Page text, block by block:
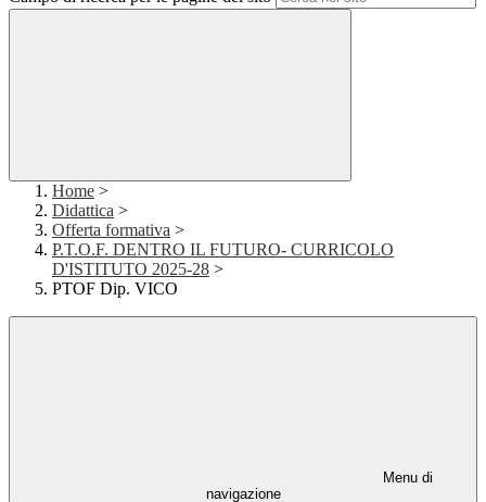
Home >
Didattica >
Offerta formativa >
P.T.O.F. DENTRO IL FUTURO- CURRICOLO
D'ISTITUTO 2025-28 >
PTOF Dip. VICO
Menu di
navigazione